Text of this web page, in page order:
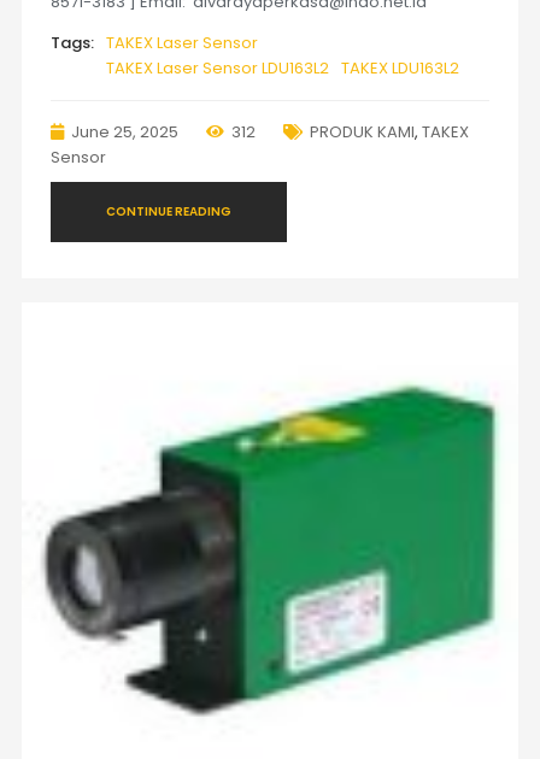
Tags: TAKEX Laser Sensor
TAKEX Laser Sensor LDU163L2 TAKEX LDU163L2
June 25, 2025 312 PRODUK KAMI, TAKEX
Sensor
CONTINUE READING